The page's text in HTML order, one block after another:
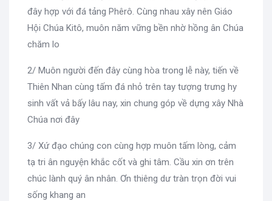
đây hợp với đá tảng Phêrô. Cùng nhau xây nên Giáo
Hội Chúa Kitô, muôn năm vững bền nhờ hồng ân Chúa
chăm lo
2/ Muôn người đến đây cùng hòa trong lễ này, tiến về
Thiên Nhan cùng tấm đá nhỏ trên tay tượng trưng hy
sinh vất vả bấy lâu nay, xin chung góp về dựng xây Nhà
Chúa nơi đây
3/ Xứ đạo chúng con cùng hợp muôn tấm lòng, cảm
tạ tri ân nguyện khắc cốt và ghi tâm. Cầu xin ơn trên
chúc lành quý ân nhân. Ơn thiêng dư tràn trọn đời vui
sống khang an